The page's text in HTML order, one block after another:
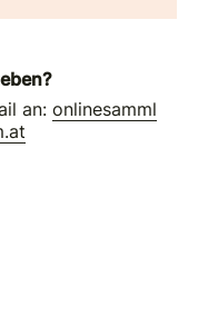
an:onlinesamml